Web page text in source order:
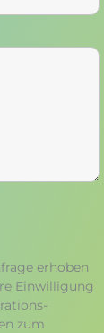
erhoben
Einwilligung
zum